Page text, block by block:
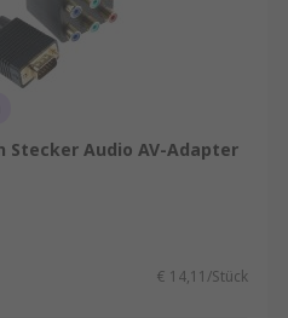
Stecker Audio AV-Adapter
€ 14,11/Stück